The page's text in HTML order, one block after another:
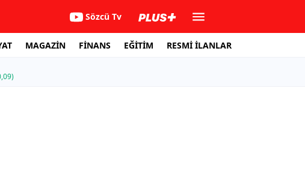
Sözcü Tv
MAGAZİN FİNANS EĞİTİM RESMİ İLANLAR